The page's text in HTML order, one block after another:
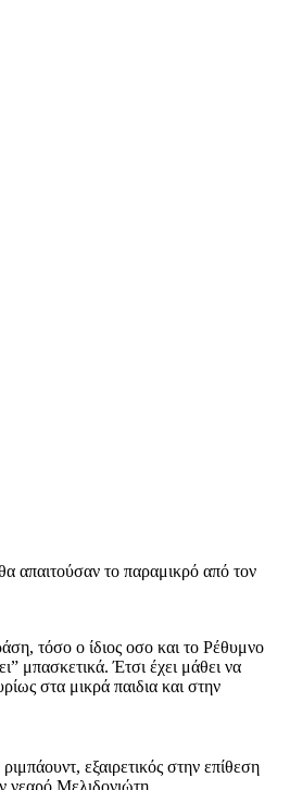
απαιτούσαν το παραμικρό από τον
τόσο ο ίδιος οσο και το Ρέθυμνο
μπασκετικά. Έτσι έχει μάθει να
στα μικρά παιδια και στην
εξαιρετικός στην επίθεση